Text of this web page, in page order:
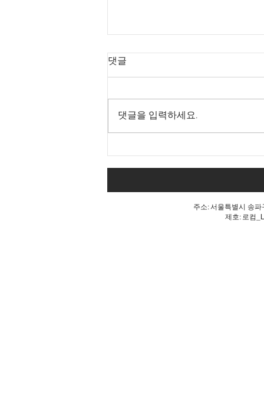
내 표가 도둑맞았다는 분노, 올
공 불꽃!
댓글
댓글을 입력하세요.
주소: 서울특별시 송
제호: 로컴